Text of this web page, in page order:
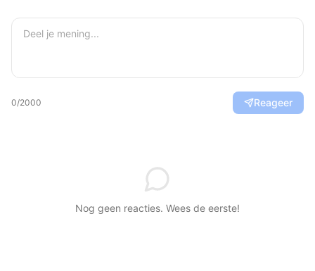
0/2000 Reageer
Nog geen reacties. Wees de eerste!